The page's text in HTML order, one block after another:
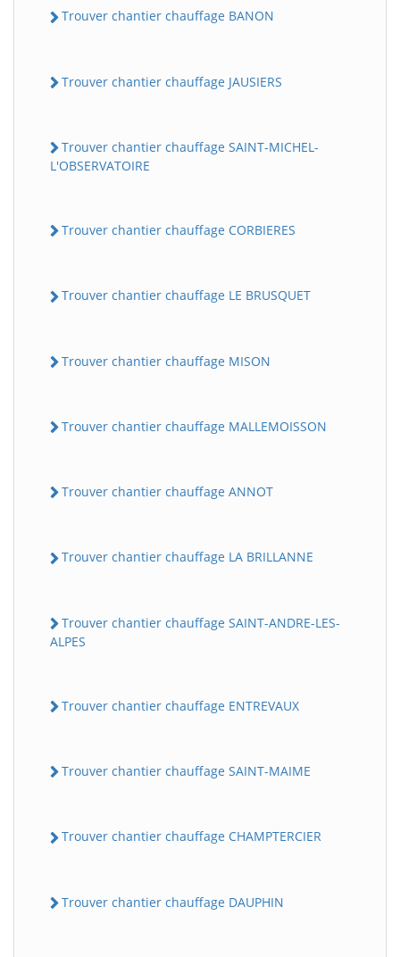
Trouver chantier chauffage BANON
Trouver chantier chauffage JAUSIERS
Trouver chantier chauffage SAINT-MICHEL-
L'OBSERVATOIRE
Trouver chantier chauffage CORBIERES
Trouver chantier chauffage LE BRUSQUET
Trouver chantier chauffage MISON
Trouver chantier chauffage MALLEMOISSON
Trouver chantier chauffage ANNOT
Trouver chantier chauffage LA BRILLANNE
Trouver chantier chauffage SAINT-ANDRE-LES-
ALPES
Trouver chantier chauffage ENTREVAUX
Trouver chantier chauffage SAINT-MAIME
Trouver chantier chauffage CHAMPTERCIER
Trouver chantier chauffage DAUPHIN